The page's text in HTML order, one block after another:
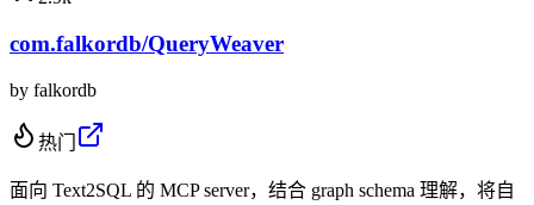
com.falkordb/QueryWeaver
by falkordb
热门
面向 Text2SQL 的 MCP server，结合 graph schema 理解，将自